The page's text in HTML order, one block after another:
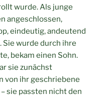
wurde. Als junge
angeschlossen,
eindeutig, andeutend
wurde durch ihre
bekam einen Sohn.
sie zunächst
von ihr geschriebene
sie passten nicht den